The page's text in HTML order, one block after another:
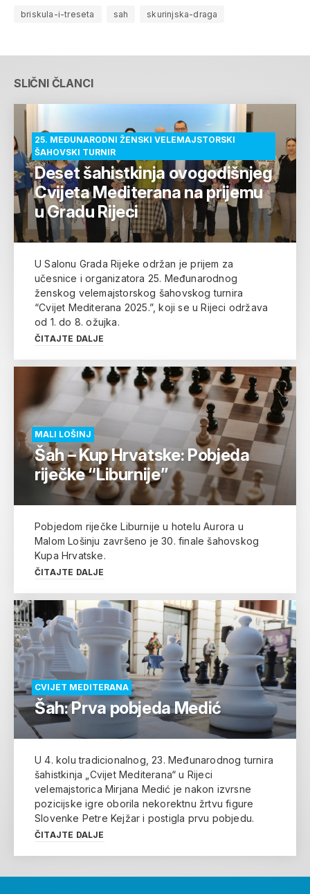
briskula-i-treseta sah skurinjska-draga
SLIČNI ČLANCI
25. MEĐUNARODNI ŽENSKI VELEMAJSTORSKI
ŠAHOVSKI TURNIR
Deset šahistkinja ovogodišnjeg
Cvijeta Mediterana na prijemu
u Gradu Rijeci
U Salonu Grada Rijeke održan je prijem za
učesnice i organizatora 25. Međunarodnog
ženskog velemajstorskog šahovskog turnira
“Cvijet Mediterana 2025.”, koji se u Rijeci održava
od 1. do 8. ožujka.
ČITAJTE DALJE
MALI LOŠINJ
Šah – Kup Hrvatske: Pobjeda
riječke “Liburnije”
Pobjedom riječke Liburnije u hotelu Aurora u
Malom Lošinju završeno je 30. finale šahovskog
Kupa Hrvatske.
ČITAJTE DALJE
CVIJET MEDITERANA
Šah: Prva pobjeda Medić
U 4. kolu tradicionalnog, 23. Međunarodnog turnira
šahistkinja „Cvijet Mediterana“ u Rijeci
velemajstorica Mirjana Medić je nakon izvrsne
pozicijske igre oborila nekorektnu žrtvu figure
Slovenke Petre Kejžar i postigla prvu pobjedu.
ČITAJTE DALJE